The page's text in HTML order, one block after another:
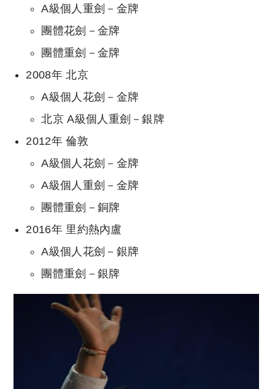
A級個人重劍－金牌
團體花劍－金牌
團體重劍－金牌
2008年 北京
A級個人花劍－金牌
北京 A級個人重劍－銀牌
2012年 倫敦
A級個人花劍－金牌
A級個人重劍－金牌
團體重劍－銅牌
2016年 里約熱內盧
A級個人花劍－銀牌
團體重劍－銀牌